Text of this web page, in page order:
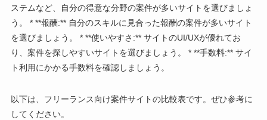
ステムなど、自分の得意な分野の案件が多いサイトを選びましょ
う。 * **報酬:** 自分のスキルに見合った報酬の案件が多いサイト
を選びましょう。 * **使いやすさ:** サイトのUI/UXが優れてお
り、案件を探しやすいサイトを選びましょう。 * **手数料:** サイ
ト利用にかかる手数料を確認しましょう。
以下は、フリーランス向け案件サイトの比較表です。ぜひ参考に
してください。